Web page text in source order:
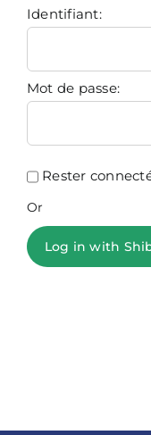
Identifiant:
Mot de passe:
Rester
Or
Log in with